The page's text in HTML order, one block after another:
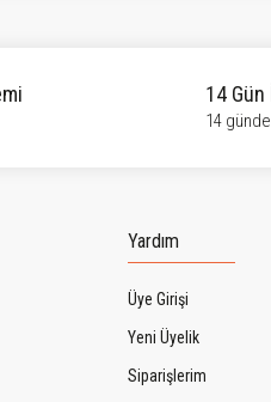
14
14
Yardım
Üye Girişi
Yeni Üyelik
Siparişlerim